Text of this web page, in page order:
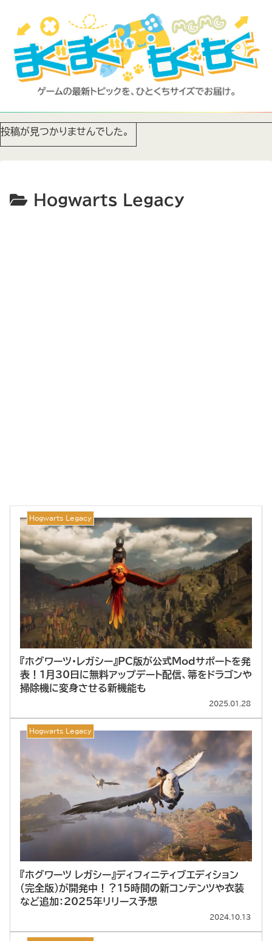
投稿が見つかりませんでした。
Hogwarts Legacy
Hogwarts Legacy
『ホグワーツ・レガシー』PC版が公式Modサポートを発
表！1月30日に無料アップデート配信、箒をドラゴンや
掃除機に変身させる新機能も
2025.01.28
Hogwarts Legacy
『ホグワーツ レガシー』ディフィニティブエディション
（完全版）が開発中！？15時間の新コンテンツや衣装
など追加：2025年リリース予想
2024.10.13